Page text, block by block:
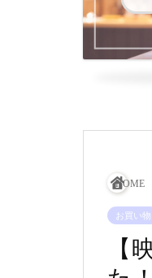
HOME
お買い物
【